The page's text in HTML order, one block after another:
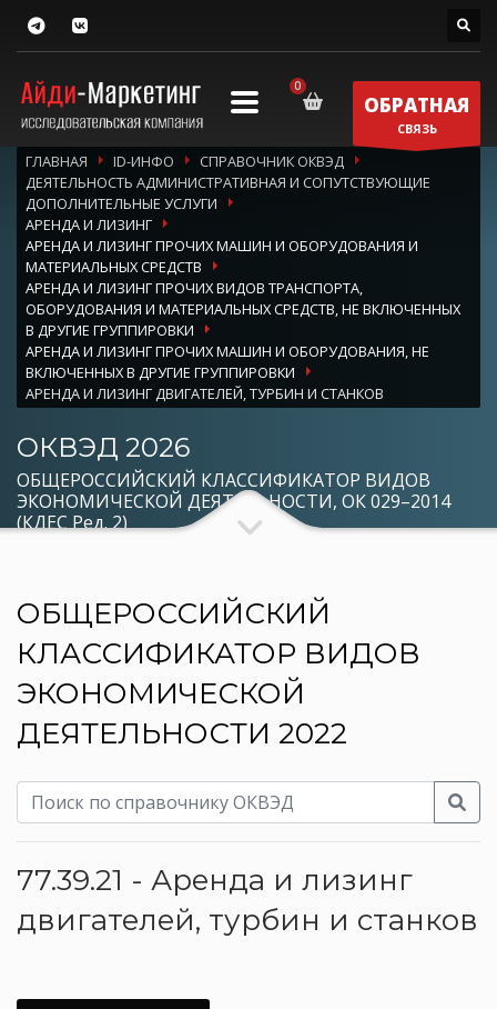
ОБРАТНАЯ
СВЯЗЬ
ГЛАВНАЯ ID-ИНФО
СПРАВОЧНИК ОКВЭД
ДЕЯТЕЛЬНОСТЬ АДМИНИСТРАТИВНАЯ И СОПУТСТВУЮЩИЕ
ДОПОЛНИТЕЛЬНЫЕ УСЛУГИ
АРЕНДА И ЛИЗИНГ
АРЕНДА И ЛИЗИНГ ПРОЧИХ МАШИН И ОБОРУДОВАНИЯ И
МАТЕРИАЛЬНЫХ СРЕДСТВ
АРЕНДА И ЛИЗИНГ ПРОЧИХ ВИДОВ ТРАНСПОРТА,
ОБОРУДОВАНИЯ И МАТЕРИАЛЬНЫХ СРЕДСТВ, НЕ ВКЛЮЧЕННЫХ
В ДРУГИЕ ГРУППИРОВКИ
АРЕНДА И ЛИЗИНГ ПРОЧИХ МАШИН И ОБОРУДОВАНИЯ, НЕ
ВКЛЮЧЕННЫХ В ДРУГИЕ ГРУППИРОВКИ
АРЕНДА И ЛИЗИНГ ДВИГАТЕЛЕЙ, ТУРБИН И СТАНКОВ
ОКВЭД 2026
ОБЩЕРОССИЙСКИЙ КЛАССИФИКАТОР ВИДОВ
ЭКОНОМИЧЕСКОЙ ДЕЯТЕЛЬНОСТИ, ОК 029–2014
(КДЕС Ред. 2)
ОБЩЕРОССИЙСКИЙ
КЛАССИФИКАТОР ВИДОВ
ЭКОНОМИЧЕСКОЙ
ДЕЯТЕЛЬНОСТИ 2022
77.39.21 - Аренда и лизинг
двигателей, турбин и станков